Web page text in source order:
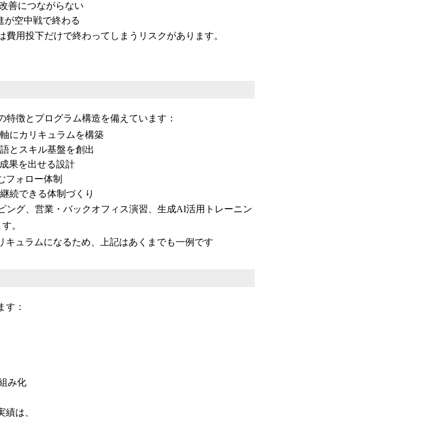
善につながらない
が空中戦で終わる
用投下だけで終わってしまうリスクがあります。
徴とプログラム構造を備えています：
にカリキュラムを構築
とスキル基盤を創出
果を出せる設計
フォロー体制
続できる体制づくり
グ、営業・バックオフィス演習、生成AI活用トレーニン
。
ュラムになるため、上記はあくまでも一例です
す：
み化
は、